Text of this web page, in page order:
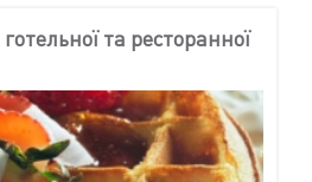
та ресторанної